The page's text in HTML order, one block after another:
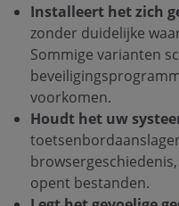
Installeert het zich
zonder duidelijke
Sommige varianten
voorkomen.
Houdt het uw
opent bestanden.